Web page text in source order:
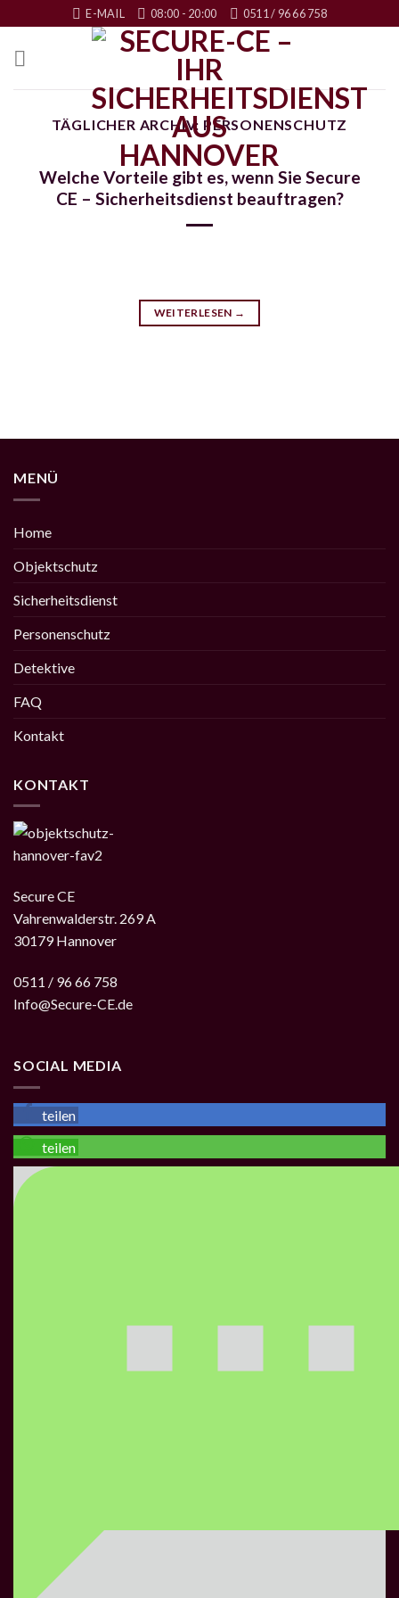
content
E-MAIL 08:00 - 20:00 0511 / 96 66 758
TÄGLICHER ARCHIV: PERSONENSCHUTZ
Welche Vorteile gibt es, wenn Sie Secure
CE – Sicherheitsdienst beauftragen?
WEITERLESEN →
MENÜ
Home
Objektschutz
Sicherheitsdienst
Personenschutz
Detektive
FAQ
Kontakt
KONTAKT
Secure CE
Vahrenwalderstr. 269 A
30179 Hannover
0511 / 96 66 758
Info@Secure-CE.de
SOCIAL MEDIA
teilen
teilen